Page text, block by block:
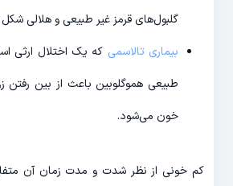
گلبول‌های قرمز غیر طبیعی و هلالی
بیماری تالاسمی که یک اختلال ارثی
طبیعی هموگلوبین باعث از بین رفتن
خون می‌شود.
کم خونی از نظر شدت و مدت زمان آن